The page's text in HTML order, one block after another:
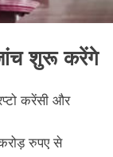
शुरू करेंगे
करेंसी और
रुपए से